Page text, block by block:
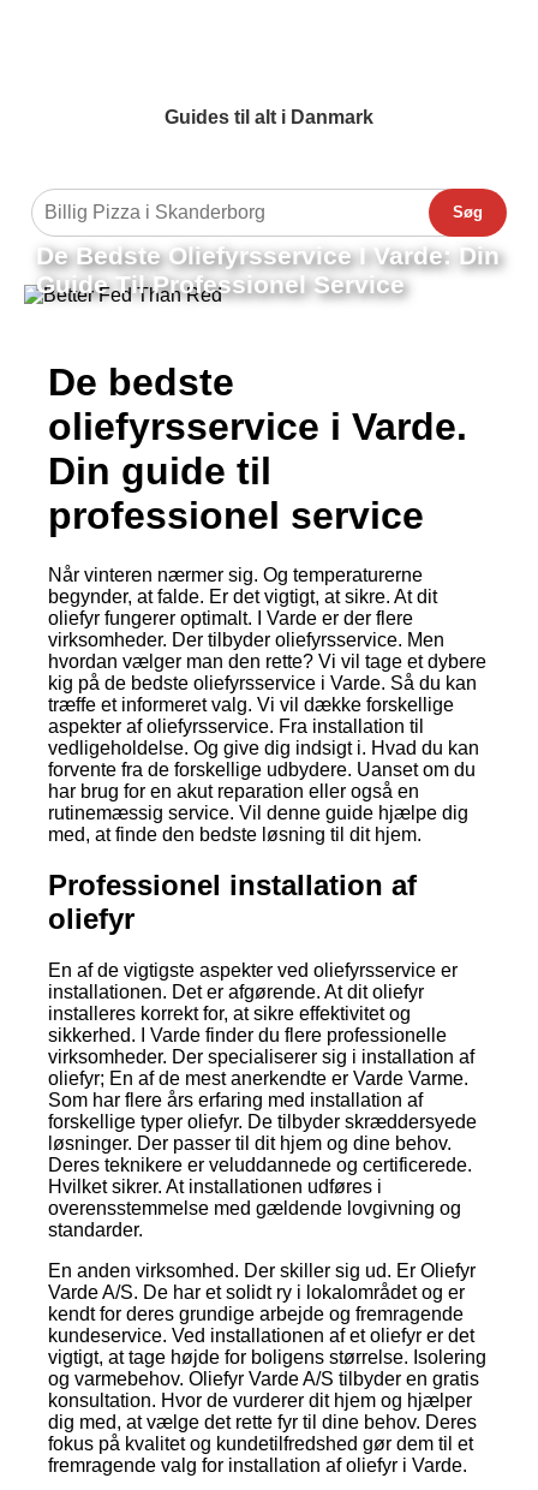
Guides til alt i Danmark
Søg
De Bedste Oliefyrsservice I Varde: Din
Guide Til Professionel Service
De bedste
oliefyrsservice i Varde.
Din guide til
professionel service
Når vinteren nærmer sig. Og temperaturerne
begynder, at falde. Er det vigtigt, at sikre. At dit
oliefyr fungerer optimalt. I Varde er der flere
virksomheder. Der tilbyder oliefyrsservice. Men
hvordan vælger man den rette? Vi vil tage et dybere
kig på de bedste oliefyrsservice i Varde. Så du kan
træffe et informeret valg. Vi vil dække forskellige
aspekter af oliefyrsservice. Fra installation til
vedligeholdelse. Og give dig indsigt i. Hvad du kan
forvente fra de forskellige udbydere. Uanset om du
har brug for en akut reparation eller også en
rutinemæssig service. Vil denne guide hjælpe dig
med, at finde den bedste løsning til dit hjem.
Professionel installation af
oliefyr
En af de vigtigste aspekter ved oliefyrsservice er
installationen. Det er afgørende. At dit oliefyr
installeres korrekt for, at sikre effektivitet og
sikkerhed. I Varde finder du flere professionelle
virksomheder. Der specialiserer sig i installation af
oliefyr; En af de mest anerkendte er Varde Varme.
Som har flere års erfaring med installation af
forskellige typer oliefyr. De tilbyder skræddersyede
løsninger. Der passer til dit hjem og dine behov.
Deres teknikere er veluddannede og certificerede.
Hvilket sikrer. At installationen udføres i
overensstemmelse med gældende lovgivning og
standarder.
En anden virksomhed. Der skiller sig ud. Er Oliefyr
Varde A/S. De har et solidt ry i lokalområdet og er
kendt for deres grundige arbejde og fremragende
kundeservice. Ved installationen af et oliefyr er det
vigtigt, at tage højde for boligens størrelse. Isolering
og varmebehov. Oliefyr Varde A/S tilbyder en gratis
konsultation. Hvor de vurderer dit hjem og hjælper
dig med, at vælge det rette fyr til dine behov. Deres
fokus på kvalitet og kundetilfredshed gør dem til et
fremragende valg for installation af oliefyr i Varde.